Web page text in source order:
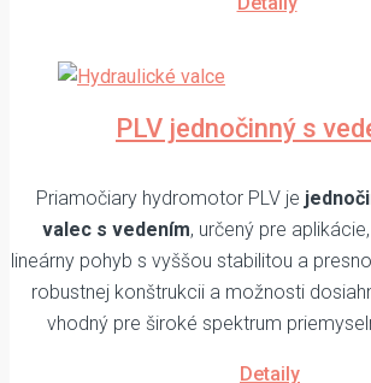
PLV jednočinný s
Priamočiary hydromotor PLV je
valec s vedením, určený pre
lineárny pohyb s vyššou stabilitou a
robustnej konštrukcii a možnosti
vhodný pre široké spektrum
Detaily